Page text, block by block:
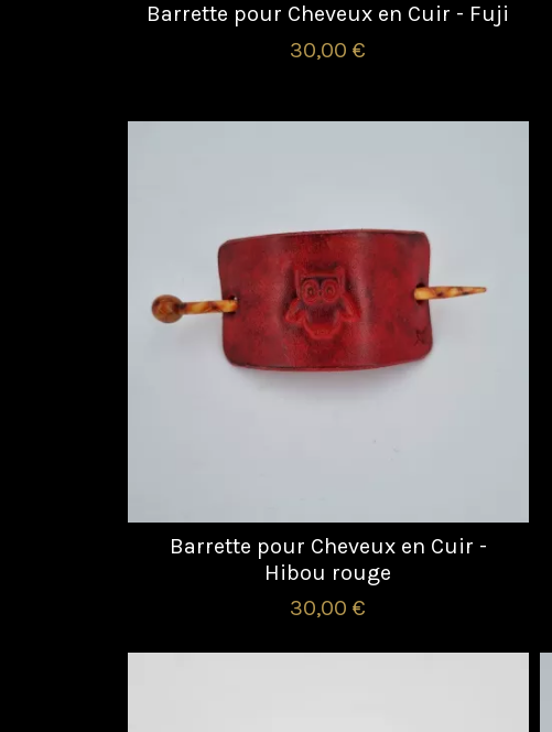
Barrette pour Cheveux en Cuir - Fuji
30,00 €
Barrette pour Cheveux en Cuir -
Hibou rouge
30,00 €